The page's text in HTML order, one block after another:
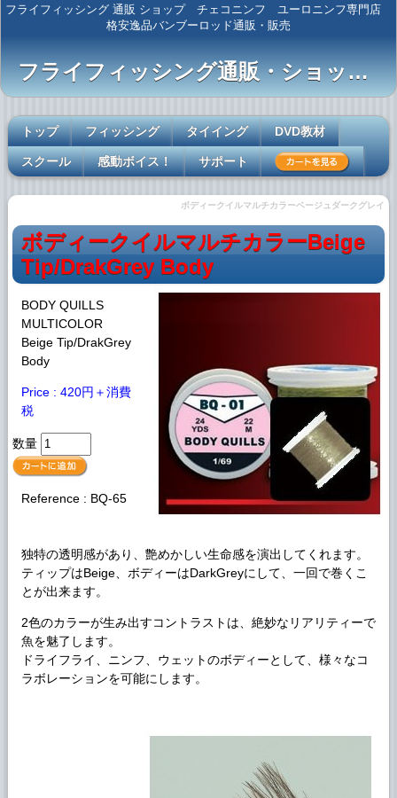
フライフィッシング 通販 ショップ チェコニンフ ユーロニンフ専門店
格安逸品バンブーロッド通販・販売
フライフィッシング通販・ショップ 【Complete Angler】
トップ フィッシング タイイング DVD教材
スクール 感動ボイス！ サポート
ボディークイルマルチカラーベージュダークグレイ
ボディークイルマルチカラーBeige
Tip/DrakGrey Body
BODY QUILLS
MULTICOLOR
Beige Tip/DrakGrey
Body
Price : 420円＋消費
税
数量
Reference : BQ-65
独特の透明感があり、艶めかしい生命感を演出してくれます。
ティップはBeige、ボディーはDarkGreyにして、一回で巻くこ
とが出来ます。
2色のカラーが生み出すコントラストは、絶妙なリアリティーで
魚を魅了します。
ドライフライ、ニンフ、ウェットのボディーとして、様々なコ
ラボレーションを可能にします。